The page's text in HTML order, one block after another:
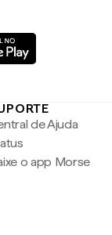
de Ajuda
o app Morse